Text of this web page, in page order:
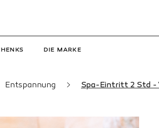
DIE MARKE
Entspannung Spa-Eintritt 2 Std -